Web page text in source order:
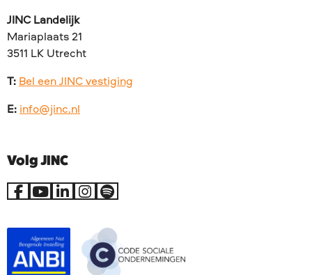
JINC Landelijk
Mariaplaats 21
3511 LK Utrecht
T: Bel een JINC vestiging
E: info@jinc.nl
Volg JINC
Ga
Facebook
Ga
YouTube
Ga
LinkedIn
Ga
Instagram
Go
Spotify